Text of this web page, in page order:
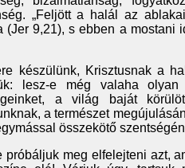
„Feljött a halál az
(Jer 9,21), s ebben a mostani
készülünk, Krisztusnak a
lesz-e még valaha
a világ baját
a természet
összekötő
próbáljuk meg elfelejteni azt,